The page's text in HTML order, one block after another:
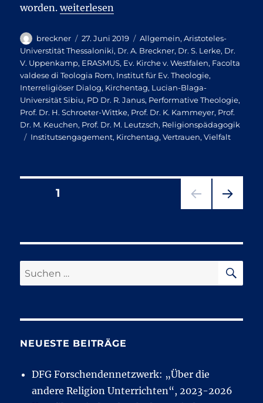
worden.„„Was für ein Vertrauen“ – Kirchentag
weiterlesen
Autor
breckner
Veröffentlicht
am
27. Juni 2019 Kategorien
Allgemein,Aristoteles-
Universtität Thessaloniki, Dr. A. Breckner, Dr. S. Lerke, Dr.
V. Uppenkamp, ERASMUS, Ev. Kirche v. Westfalen, Facolta
valdese di Teologia Rom, Institut für Ev. Theologie,
Interreligiöser Dialog, Kirchentag, Lucian-Blaga-
Universität Sibiu, PD Dr. R. Janus, Performative Theologie,
Prof. Dr. H. Schroeter-Wittke, Prof. Dr. K. Kammeyer, Prof.
Dr. M. Keuchen, Prof. Dr. M. Leutzsch, Religionspädagogik
Schlagwörter
Institutsengagement, Kirchentag,Vertrauen,Vielfalt
Seitennummerierung
Beiträge
SEITE1
E
Suchen
nach:
NEUESTE BEITRÄGE
DFG Forschendennetzwerk: „Über die
andere Religion Unterrichten“, 2023-2026